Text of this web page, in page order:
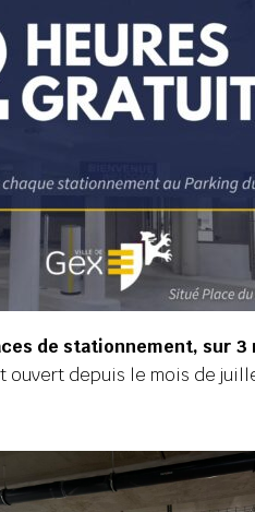
de stationnement, sur
depuis le mois de